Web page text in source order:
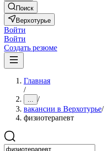
Поиск
Верхотурье
Войти
Войти
Создать резюме
Главная
/
... /
вакансии в Верхотурье/
физиотерапевт